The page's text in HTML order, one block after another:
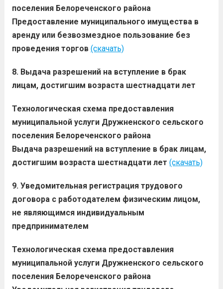
поселения Белореченского района
Предоставление муниципального имущества в
аренду или безвозмездное пользование без
проведения торгов (скачать)
8. Выдача разрешений на вступление в брак
лицам, достигшим возраста шестнадцати лет
Технологическая схема предоставления
муниципальной услуги Дружненского сельского
поселения Белореченского района
Выдача разрешений на вступление в брак лицам,
достигшим возраста шестнадцати лет (скачать)
9. Уведомительная регистрация трудового
договора с работодателем физическим лицом,
не являющимся индивидуальным
предпринимателем
Технологическая схема предоставления
муниципальной услуги Дружненского сельского
поселения Белореченского района